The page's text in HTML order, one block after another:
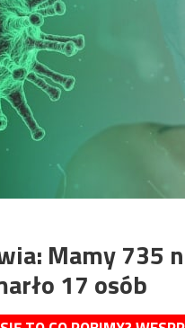
Mamy 735
17 osób